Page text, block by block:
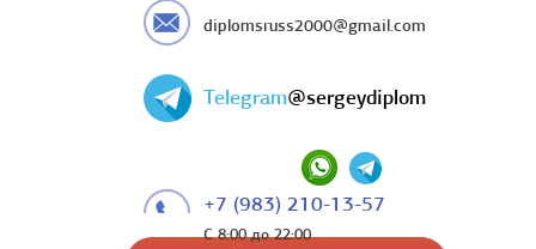
diplomsruss2000@gmail.com
Telegram@sergeydiplom
+7 (983) 210-13-57
С 8:00 до 22:00